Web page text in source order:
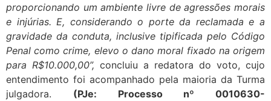
proporcionando um ambiente livre de agressões morais
e injúrias. E, considerando o porte da reclamada e a
gravidade da conduta, inclusive tipificada pelo Código
Penal como crime, elevo o dano moral fixado na origem
para R$10.000,00”, concluiu a redatora do voto, cujo
entendimento foi acompanhado pela maioria da Turma
julgadora. (PJe: Processo nº 0010630-